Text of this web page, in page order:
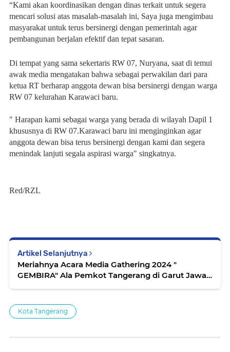
“Kami akan koordinasikan dengan dinas terkait untuk segera
mencari solusi atas masalah-masalah ini, Saya juga mengimbau
masyarakat untuk terus bersinergi dengan pemerintah agar
pembangunan berjalan efektif dan tepat sasaran.
Di tempat yang sama sekertaris RW 07, Nuryana, saat di temui
awak media mengatakan bahwa sebagai perwakilan dari para
ketua RT berharap anggota dewan bisa bersinergi dengan warga
RW 07 kelurahan Karawaci baru.
" Harapan kami sebagai warga yang berada di wilayah Dapil 1
khususnya di RW 07.Karawaci baru ini menginginkan agar
anggota dewan bisa terus bersinergi dengan kami dan segera
menindak lanjuti segala aspirasi warga" singkatnya.
Red/RZL
Artikel Selanjutnya
Meriahnya Acara Media Gathering 2024 "
GEMBIRA" Ala Pemkot Tangerang di Garut Jawa
Kota Tangerang